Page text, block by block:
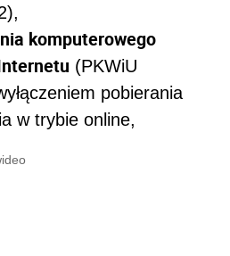
komputerowego
(PKWiU
pobierania
w trybie online,